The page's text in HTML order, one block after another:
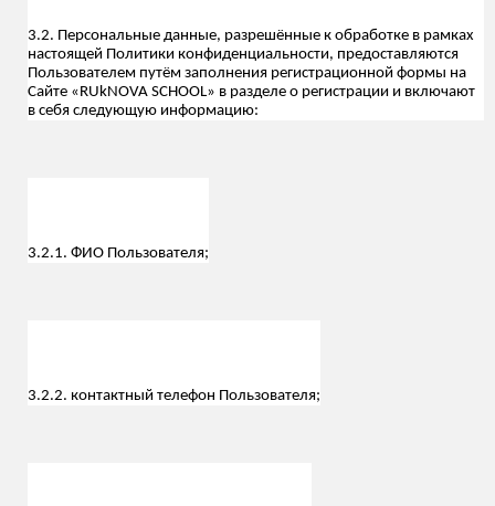
3.2. Персональные данные, разрешённые к обработке в рамках
настоящей Политики конфиденциальности, предоставляются
Пользователем путём заполнения регистрационной формы на
Сайте «RUkNOVA SCHOOL» в разделе о регистрации и включают
в себя следующую информацию:
3.2.1. ФИО Пользователя;
3.2.2. контактный телефон Пользователя;